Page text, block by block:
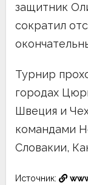
защитник
сократил
Турнир
городах
Швеция и
командами
Словакии,
Источник: